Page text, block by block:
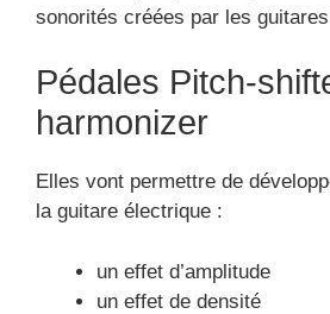
sonorités créées par les
Pédales Pitch-
harmonizer
Elles vont permettre de
la guitare électrique :
un effet d’amplitude
un effet de densité